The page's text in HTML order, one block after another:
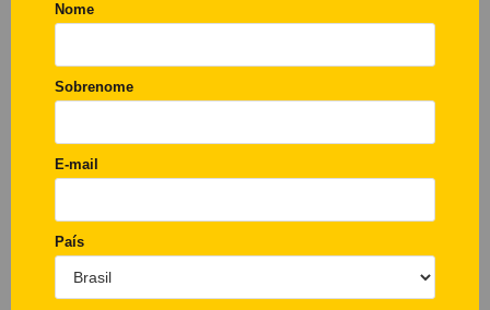
Nome
Sobrenome
E-mail
País